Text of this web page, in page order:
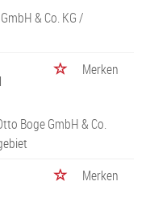
& Co. KG/
Merken
Boge GmbH & Co.
Merken